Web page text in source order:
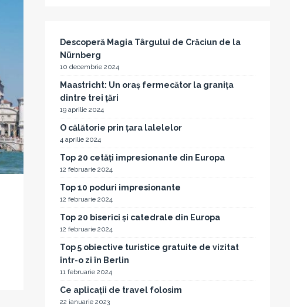
Descoperă Magia Târgului de Crăciun de la
Nürnberg
10 decembrie 2024
Maastricht: Un oraș fermecător la granița
dintre trei țări
19 aprilie 2024
O călătorie prin țara lalelelor
4 aprilie 2024
Top 20 cetăți impresionante din Europa
12 februarie 2024
Top 10 poduri impresionante
12 februarie 2024
Top 20 biserici și catedrale din Europa
12 februarie 2024
Top 5 obiective turistice gratuite de vizitat
într-o zi în Berlin
11 februarie 2024
Ce aplicații de travel folosim
22 ianuarie 2023